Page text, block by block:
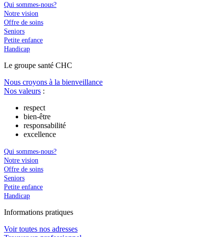
Qui sommes-nous?
Notre vision
Offre de soins
Seniors
Petite enfance
Handicap
Le groupe santé CHC
Nous croyons à la bienveillance
Nos valeurs :
respect
bien-être
responsabilité
excellence
Qui sommes-nous?
Notre vision
Offre de soins
Seniors
Petite enfance
Handicap
Informations pratiques
Voir toutes nos adresses